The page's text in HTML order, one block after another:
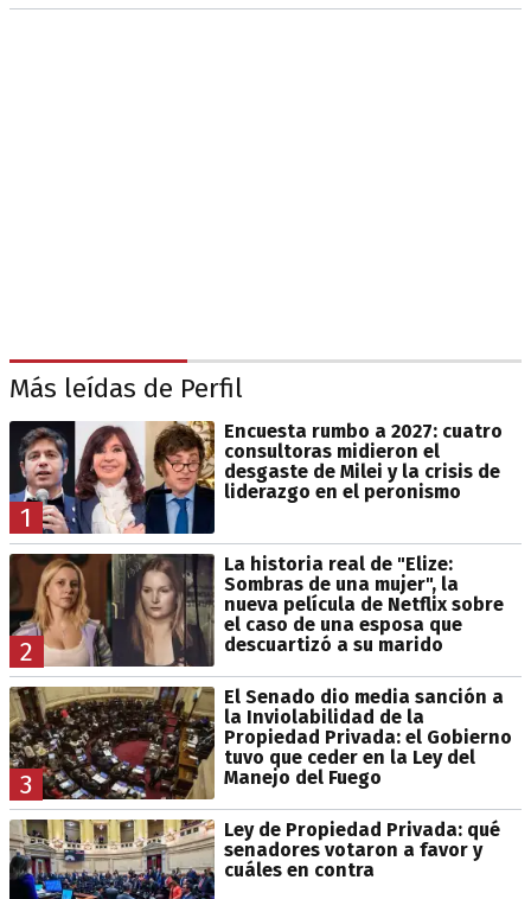
Más leídas de Perfil
1
Encuesta rumbo a 2027: cuatro
consultoras midieron el
desgaste de Milei y la crisis de
liderazgo en el peronismo
2
La historia real de "Elize:
Sombras de una mujer", la
nueva película de Netflix sobre
el caso de una esposa que
descuartizó a su marido
3
El Senado dio media sanción a
la Inviolabilidad de la
Propiedad Privada: el Gobierno
tuvo que ceder en la Ley del
Manejo del Fuego
Ley de Propiedad Privada: qué
senadores votaron a favor y
cuáles en contra